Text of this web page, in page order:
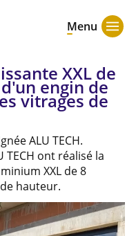
Menu
XXL de
engin de
vitrages de
ALU TECH.
TECH ont réalisé la
XXL de 8
hauteur.